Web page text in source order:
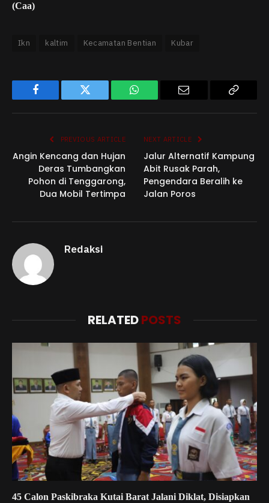
(Caa)
Ikn kaltim Kecamatan Bentian Kubar
Facebook Twitter WhatsApp
PREVIOUS ARTICLE
Angin Kencang dan Hujan
Deras Tumbangkan
Pohon di Tenggarong,
Dua Mobil Tertimpa
NEXT ARTICLE
Jalur Alternatif Kampung
Abit Rusak Parah,
Pengendara Beralih ke
Jalan Poros
Redaksi
RELATEDPOSTS
45 Calon Paskibraka Kutai Barat Jalani Diklat, Disiapkan